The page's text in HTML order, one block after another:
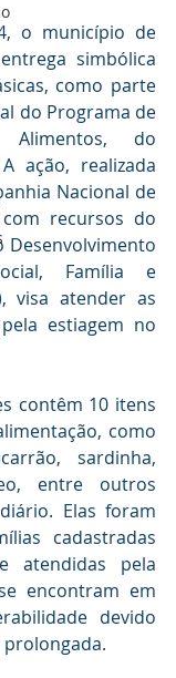
o município de
simbólica
como parte
do Programa de
Alimentos, do
ação, realizada
Nacional de
recursos do
Desenvolvimento
Família e
visa atender as
estiagem no
contêm 10 itens
como
sardinha,
entre outros
Elas foram
cadastradas
atendidas pela
encontram em
devido
prolongada.